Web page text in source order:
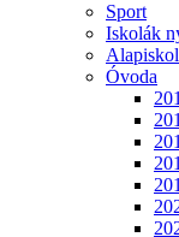
Sport
Iskolák
Óvoda